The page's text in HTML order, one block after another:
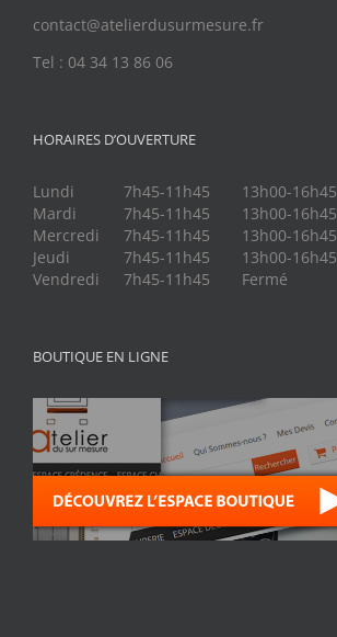
contact@atelierdusurmesure.fr
Tel : 04 34 13 86 06
HORAIRES D’OUVERTURE
Lundi 7h45-11h45
13h00-16h45
Mardi
7h45-11h45
13h00-16h45
Mercredi
7h45-11h45
13h00-16h45
Jeudi
7h45-11h45
13h00-16h45
Vendredi
7h45-11h45 Fermé
BOUTIQUE EN LIGNE